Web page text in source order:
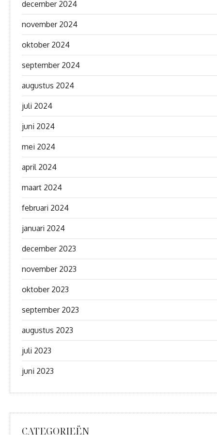
december 2024
november 2024
oktober 2024
september 2024
augustus 2024
juli 2024
juni 2024
mei 2024
april 2024
maart 2024
februari 2024
januari 2024
december 2023
november 2023
oktober 2023
september 2023
augustus 2023
juli 2023
juni 2023
CATEGORIEËN